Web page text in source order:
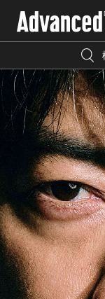
CATEGORY
FOLLOW US
『
な大人達におく
高感度なファッ
教養を求め、今
って楽しみなが
何かに縛られ
ライフスタイル
人気の検索キーワー
宿泊
リゾート
美白